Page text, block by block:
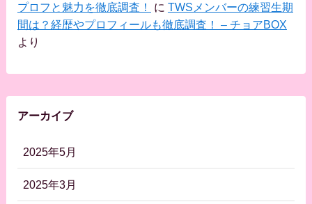
プロフと魅力を徹底調査！
に TWSメンバーの練習生期
間は？経歴やプロフィールも徹底調査！ – チョアBOX
より
アーカイブ
2025年5月
2025年3月